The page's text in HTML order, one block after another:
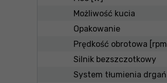
Możliwość kucia
Opakowanie
Prędkość obrotowa [rpm]
Silnik bezszczotkowy
System tłumienia drgań